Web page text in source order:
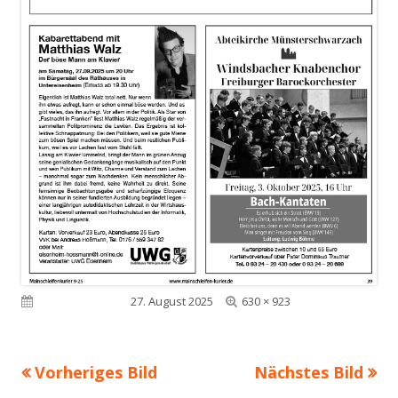
Veröffentlicht am27. August 2025
Volle
630 × 923
Vorheriges Bild Nächstes Bild